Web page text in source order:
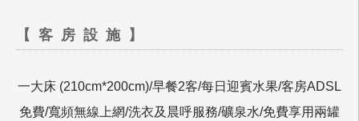
【客房設施】
一大床 (210cm*200cm)/早餐2客/每日迎賓水果/客房ADSL
免費/寬頻無線上網/洗衣及晨呼服務/礦泉水/免費享用兩罐